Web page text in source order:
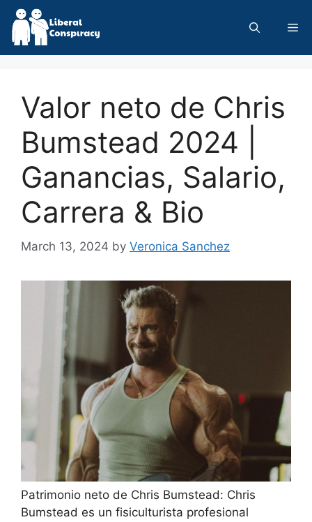
Skip
content
Valor neto de Chris
Bumstead 2024 |
Ganancias, Salario,
Carrera & Bio
March 13, 2024 by Veronica Sanchez
Patrimonio neto de Chris Bumstead: Chris
Bumstead es un fisiculturista profesional